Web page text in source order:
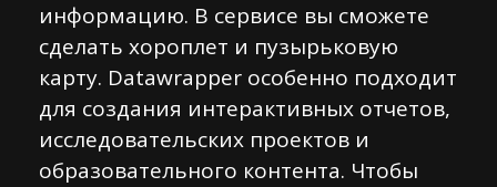
информацию. В сервисе вы сможете
сделать хороплет и пузырьковую
карту. Datawrapper особенно подходит
для создания интерактивных отчетов,
исследовательских проектов и
образовательного контента. Чтобы